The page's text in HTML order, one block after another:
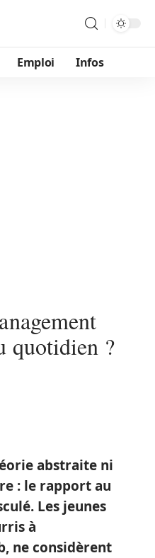
Emploi Infos
quotidien ?
abstraite ni
: le rapport au
Les jeunes
à
ne considèrent